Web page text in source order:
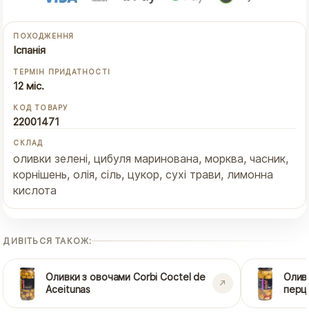
ПОХОДЖЕННЯ
Іспанія
ТЕРМІН ПРИДАТНОСТІ
12 міс.
КОД ТОВАРУ
22001471
СКЛАД
оливки зелені, цибуля маринована, морква, часник,
корнішень, олія, сіль, цукор, сухі трави, лимонна
кислота
ДИВІТЬСЯ ТАКОЖ:
Оливки з овочами Corbi Coctel de
Aceitunas